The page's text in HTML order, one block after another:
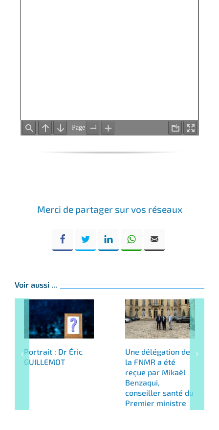
Merci de partager sur vos réseaux
Voir aussi ...
Portrait : Dr Éric
GUILLEMOT
Une délégation de
la FNMR a été
reçue par Mikaël
Benzaqui,
conseiller santé du
Premier ministre